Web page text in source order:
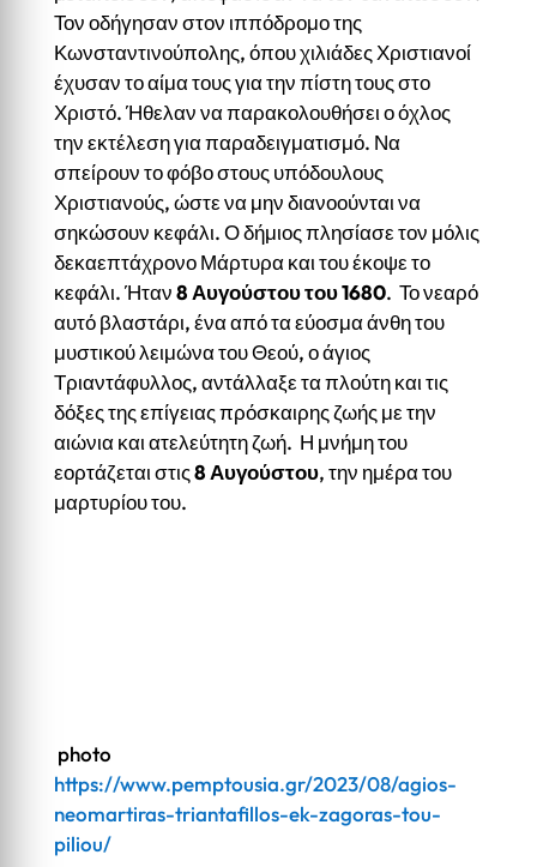
Τον οδήγησαν στον ιππόδρομο της
Κωνσταντινούπολης, όπου χιλιάδες Χριστιανοί
έχυσαν το αίμα τους για την πίστη τους στο
Χριστό. Ήθελαν να παρακολουθήσει ο όχλος
την εκτέλεση για παραδειγματισμό. Να
σπείρουν το φόβο στους υπόδουλους
Χριστιανούς, ώστε να μην διανοούνται να
σηκώσουν κεφάλι. Ο δήμιος πλησίασε τον μόλις
δεκαεπτάχρονο Μάρτυρα και του έκοψε το
κεφάλι. Ήταν8 Αυγούστου του 1680. Το νεαρό
αυτό βλαστάρι, ένα από τα εύοσμα άνθη του
μυστικού λειμώνα του Θεού, ο άγιος
Τριαντάφυλλος, αντάλλαξε τα πλούτη και τις
δόξες της επίγειας πρόσκαιρης ζωής με την
αιώνια και ατελεύτητη ζωή. Η μνήμη του
εορτάζεται στις8 Αυγούστου, την ημέρα του
μαρτυρίου του.
photo
https://www.pemptousia.gr/2023/08/agios-
neomartiras-triantafillos-ek-zagoras-tou-
piliou/